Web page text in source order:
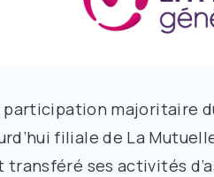
majoritaire
filiale de La
ses activités